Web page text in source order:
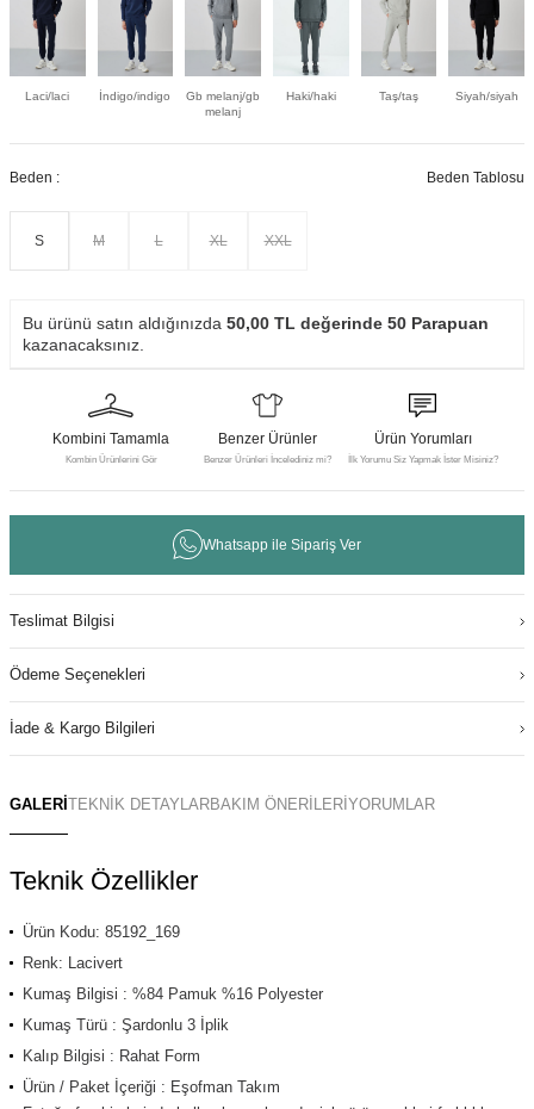
GALERİ TEKNİK DETAYLARBAKIM ÖNERİLERİ YORUMLAR
Teknik Özellikler
Ürün Kodu: 85192_169
Renk: Lacivert
Kumaş Bilgisi : %84 Pamuk %16 Polyester
Kumaş Türü : Şardonlu 3 İplik
Kalıp Bilgisi : Rahat Form
Ürün / Paket İçeriği : Eşofman Takım
Laci/laci İndigo/indigo
Gb melanj/gb
melanj
Haki/haki Taş/taş Siyah/siyah
Beden : Beden Tablosu
S M L XL XXL
Bu ürünü satın aldığınızda 50,00 TL değerinde 50 Parapuan
kazanacaksınız.
Kombini Tamamla
Kombin Ürünlerini Gör
Benzer Ürünler
Benzer Ürünleri İncelediniz mi?
Ürün Yorumları
İlk Yorumu Siz Yapmak İster Misiniz?
Whatsapp ile Sipariş Ver
Teslimat Bilgisi
Ödeme Seçenekleri
İade & Kargo Bilgileri